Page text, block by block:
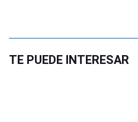
TE PUEDE INTERESAR